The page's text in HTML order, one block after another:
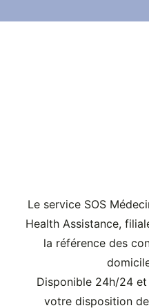
Le service SOS
Health Assistance,
la référence des
Disponible 24h/24
votre disposition